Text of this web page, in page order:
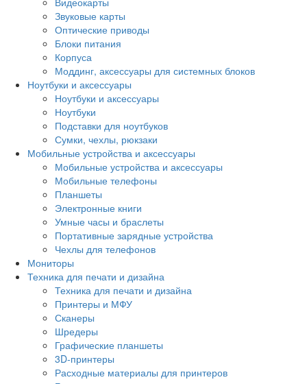
Звуковые карты
Оптические приводы
Блоки питания
Корпуса
Моддинг, аксессуары для системных блоков
Ноутбуки и аксессуары
Ноутбуки и аксессуары
Ноутбуки
Подставки для ноутбуков
Сумки, чехлы, рюкзаки
Мобильные устройства и аксессуары
Мобильные устройства и аксессуары
Мобильные телефоны
Планшеты
Электронные книги
Умные часы и браслеты
Портативные зарядные устройства
Чехлы для телефонов
Мониторы
Техника для печати и дизайна
Техника для печати и дизайна
Принтеры и МФУ
Сканеры
Шредеры
Графические планшеты
3D-принтеры
Расходные материалы для принтеров